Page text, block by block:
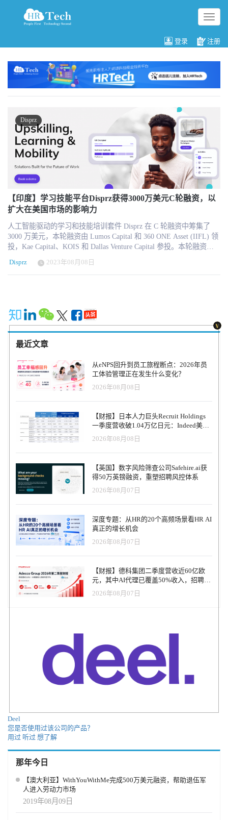
切
换
航
登录 注册
Disprz
【印度】学习技能平台Disprz获得3000万美元C轮融资，以
扩大在美国市场的影响力
人工智能驱动的学习和技能培训套件 Disprz 在 C 轮融资中筹集了
3000 万美元，本轮融资由 Lumos Capital 和 360 ONE Asset (IIFL) 领
投，Kae Capital、KOIS 和 Dallas Venture Capital 参投。本轮融资的
资金将用于全球市场扩张和产品开发，在印度等新兴市场采用生成
式人工智能等新时代技术，并在产品符合市场需求后向美国市场扩
张。公司为 Thrasio、亚马逊、Mint Dentistry 等行业领先企业提供服
席运营Kuljit Chadha表示："公司在大流行病高峰期间和之后的收入
持续增长表明，在人力资源科技领域，人们的进步是一个不景气的
问题--这是人类的核心问题。 Disprz 联合创始人兼首席执行官 Subbu
Viswanathan 说："Disprz 走在学习和技能培训领域创新的前沿。我们
的使命是让劳动力适应快速变化的世界，我们采用 B2B SaaS 方法来
完成这一使命。 Lumos Capital Group董事总经理Rohan Wadhwa
说："Disprz提供了罕见的产品广度组合，包括学习管理系统、学习
体验平台和前线启用产品，以满足客户的各种需求，同时还提供了
产品质量深度，以确保以最高水平的产品创新为客户服务。 Disprz
的业务已遍及各大洲，为350多家企业提供服务，并拥有令人印象深
刻的知名家居品牌和行业领袖。此次融资将使Disprz能够扩大全球团
队，聘请数据科学家、技能科学家和工程师来补充其产品能力，并
通过扩大本地市场团队来加速成功。公司还计划建立战略合作伙伴
关系并进行战略收购，与更广泛的学习生态系统合作，包括HCM企
业、人才奖励平台、学习内容企业和评估企业。 文章来源：
Disprz 2023年08月08日
最近文章
从eNPS回升到员工旅程断点：2026年员
工体验管理正在发生什么变化？
2026年08月08日
【财报】日本人力巨头Recruit Holdings
一季度营收破1.04万亿日元：Indeed美国
收入逆势增长30%，AI招聘推动利润率升
至47.4%
2026年08月08日
【英国】数字风险筛查公司Safehire.ai获
得50万英镑融资，重塑招聘风控体系
2026年08月07日
深度专题：从HR的20个高频场景看HR AI
真正的增长机会
2026年08月07日
【财报】德科集团二季度营收近60亿欧
元，其中AI代理已覆盖50%收入，招聘服
务进入运营重构阶段
2026年08月07日
Deel
您是否使用过该公司的产品？
用过 听过 想了解
那年今日
【澳大利亚】WithYouWithMe完成500万美元融资，帮助退伍军
人进入劳动力市场
2019年08月09日